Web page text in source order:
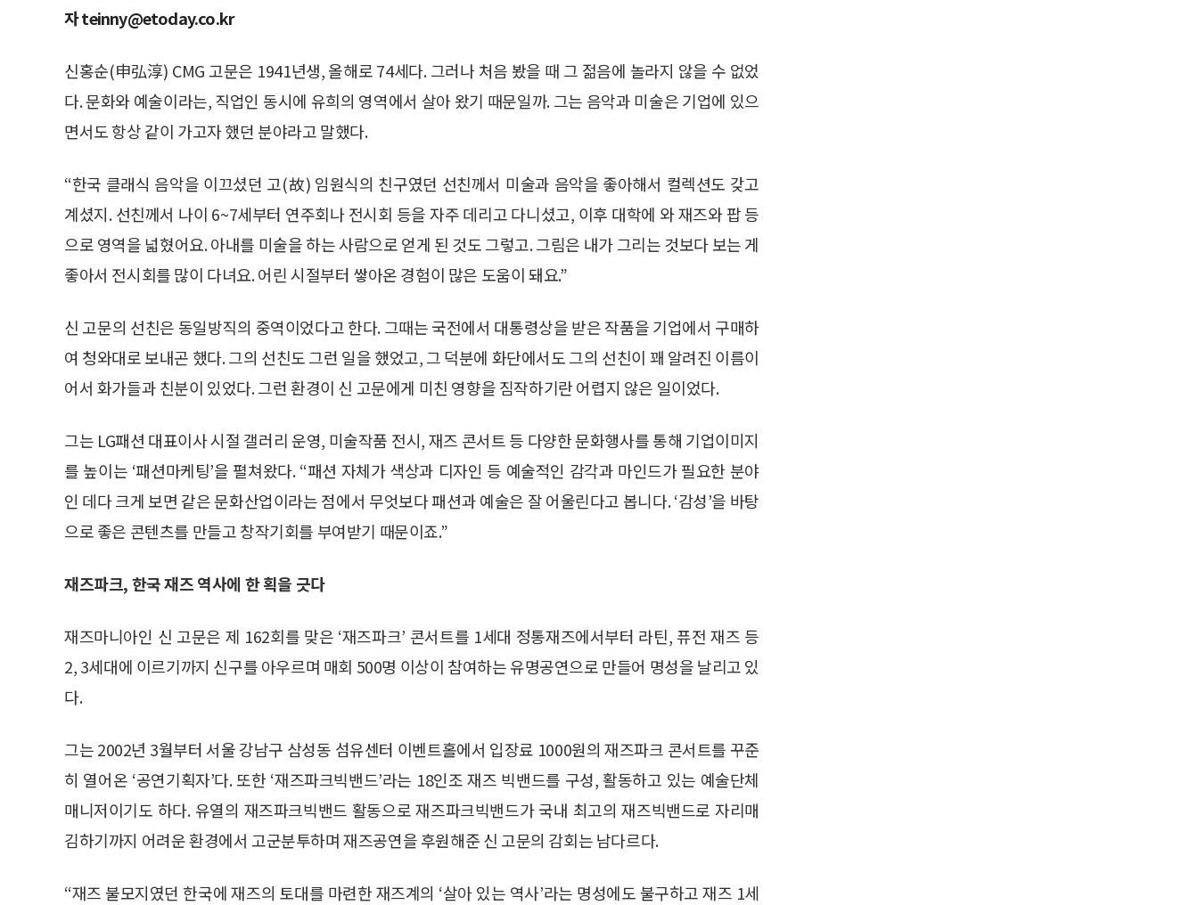
자 teinny@etoday.co.kr
신홍순(申弘淳) CMG 고문은 1941년생, 올해로 74세다. 그러나 처음 봤을 때 그 젊음에 놀라지 않을 수 없었
다. 문화와 예술이라는, 직업인 동시에 유희의 영역에서 살아 왔기 때문일까. 그는 음악과 미술은 기업에 있으
면서도 항상 같이 가고자 했던 분야라고 말했다.
“한국 클래식 음악을 이끄셨던 고(故) 임원식의 친구였던 선친께서 미술과 음악을 좋아해서 컬렉션도 갖고
계셨지. 선친께서 나이 6~7세부터 연주회나 전시회 등을 자주 데리고 다니셨고, 이후 대학에 와 재즈와 팝 등
으로 영역을 넓혔어요. 아내를 미술을 하는 사람으로 얻게 된 것도 그렇고. 그림은 내가 그리는 것보다 보는 게
좋아서 전시회를 많이 다녀요. 어린 시절부터 쌓아온 경험이 많은 도움이 돼요.”
신 고문의 선친은 동일방직의 중역이었다고 한다. 그때는 국전에서 대통령상을 받은 작품을 기업에서 구매하
여 청와대로 보내곤 했다. 그의 선친도 그런 일을 했었고, 그 덕분에 화단에서도 그의 선친이 꽤 알려진 이름이
어서 화가들과 친분이 있었다. 그런 환경이 신 고문에게 미친 영향을 짐작하기란 어렵지 않은 일이었다.
그는 LG패션 대표이사 시절 갤러리 운영, 미술작품 전시, 재즈 콘서트 등 다양한 문화행사를 통해 기업이미지
를 높이는 ‘패션마케팅’을 펼쳐왔다. “패션 자체가 색상과 디자인 등 예술적인 감각과 마인드가 필요한 분야
인 데다 크게 보면 같은 문화산업이라는 점에서 무엇보다 패션과 예술은 잘 어울린다고 봅니다. ‘감성’을 바탕
으로 좋은 콘텐츠를 만들고 창작기회를 부여받기 때문이죠.”
재즈파크, 한국 재즈 역사에 한 획을 긋다
재즈마니아인 신 고문은 제 162회를 맞은 ‘재즈파크’ 콘서트를 1세대 정통재즈에서부터 라틴, 퓨전 재즈 등
2, 3세대에 이르기까지 신구를 아우르며 매회 500명 이상이 참여하는 유명공연으로 만들어 명성을 날리고 있
다.
그는 2002년 3월부터 서울 강남구 삼성동 섬유센터 이벤트홀에서 입장료 1000원의 재즈파크 콘서트를 꾸준
히 열어온 ‘공연기획자’다. 또한 ‘재즈파크빅밴드’라는 18인조 재즈 빅밴드를 구성, 활동하고 있는 예술단체
매니저이기도 하다. 유열의 재즈파크빅밴드 활동으로 재즈파크빅밴드가 국내 최고의 재즈빅밴드로 자리매
김하기까지 어려운 환경에서 고군분투하며 재즈공연을 후원해준 신 고문의 감회는 남다르다.
“재즈 불모지였던 한국에 재즈의 토대를 마련한 재즈계의 ‘살아 있는 역사’라는 명성에도 불구하고 재즈 1세